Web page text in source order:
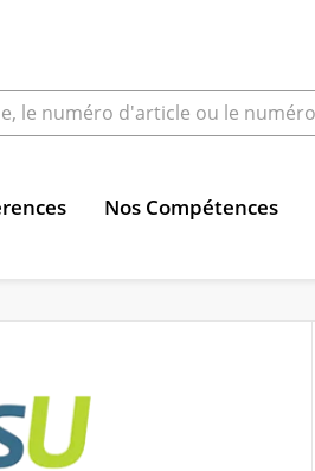
Nos Compétences